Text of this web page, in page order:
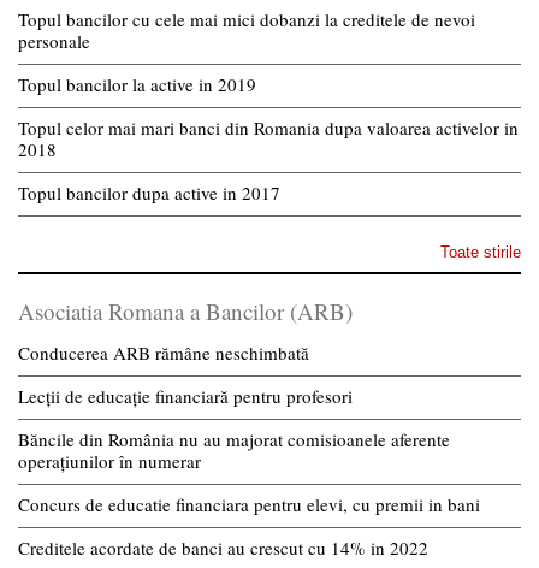
Topul bancilor cu cele mai mici dobanzi la creditele de nevoi
personale
Topul bancilor la active in 2019
Topul celor mai mari banci din Romania dupa valoarea activelor in
2018
Topul bancilor dupa active in 2017
Toate stirile
Asociatia Romana a Bancilor (ARB)
Conducerea ARB rămâne neschimbată
Lecții de educație financiară pentru profesori
Băncile din România nu au majorat comisioanele aferente
operațiunilor în numerar
Concurs de educatie financiara pentru elevi, cu premii in bani
Creditele acordate de banci au crescut cu 14% in 2022